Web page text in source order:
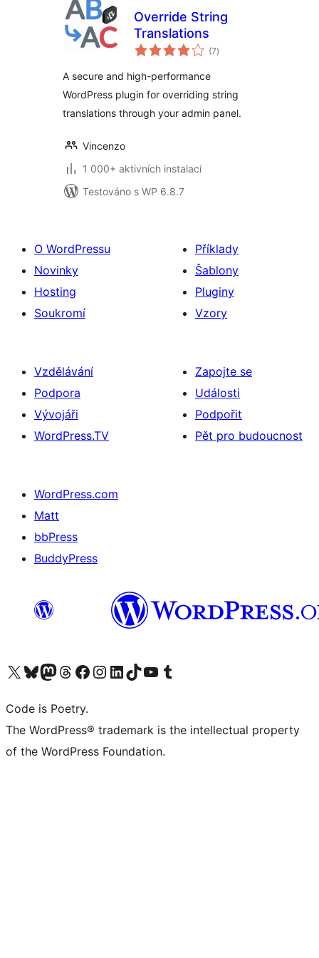
Override String
Translations
(7celkové
hodnocení
)
A secure and high-performance
WordPress plugin for overriding string
translations through your admin panel.
Vincenzo
1 000+ aktivních instalací
Testováno s WP 6.8.7
O WordPressu
Novinky
Hosting
Soukromí
Příklady
Šablony
Pluginy
Vzory
Vzdělávání
Podpora
Vývojáři
WordPress.TV
Zapojte se
Události
Podpořit
Pět pro budoucnost
WordPress.com
Matt
bbPress
BuddyPress
Navštivte náš účet na X (dříve Twitter)
Navštivte náš Bluesky účetNavštivte náš účet Mastodon
Navštivte náš Threads účetNavštivte naši stránku na Facebooku
Navštivte náš Instagram účetNavštivte náš LinkedIn účetNavštivte náš TikTok účetNavštivte náš YouTube kanálNavštivte náš Tumblr účet
Code is Poetry.
The WordPress® trademark is the intellectual property
of the WordPress Foundation.